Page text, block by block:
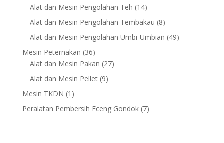
Alat dan Mesin Pengolahan Teh 1414
products
Alat dan Mesin Pengolahan Tembakau 88
products
Alat dan Mesin Pengolahan Umbi-Umbian 4949
Mesin Peternakan 3636
products
Alat dan Mesin Pakan 2727
Alat dan Mesin Pellet 99
Mesin TKDN 1 1
product
Peralatan Pembersih Eceng Gondok 77